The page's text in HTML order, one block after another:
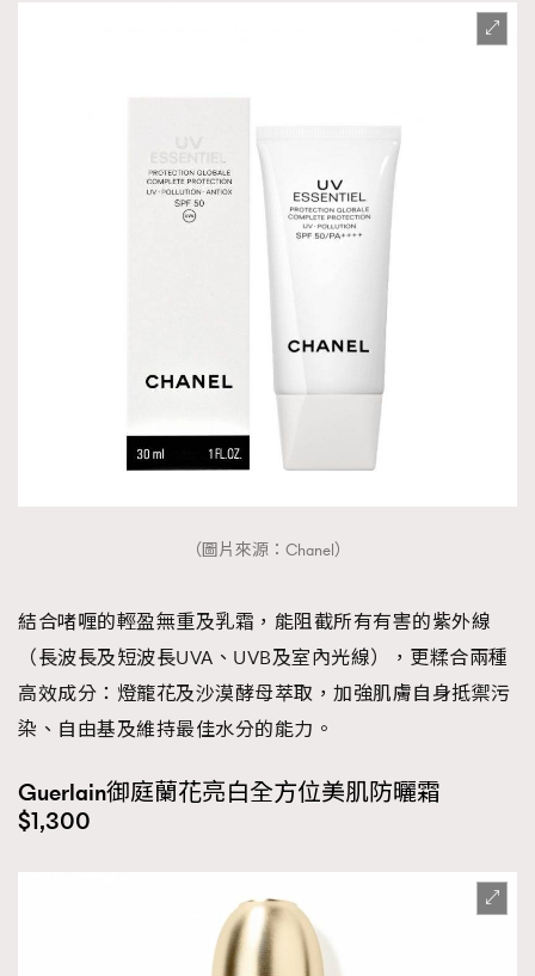
（圖片來源：Chanel）
結合啫喱的輕盈無重及乳霜，能阻截所有有害的紫外線
（長波長及短波長UVA、UVB及室內光線），更糅合兩種
高效成分：燈籠花及沙漠酵母萃取，加強肌膚自身抵禦污
染、自由基及維持最佳水分的能力。
Guerlain御庭蘭花亮白全方位美肌防曬霜
$1,300